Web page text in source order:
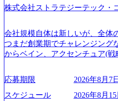
株式会社ストラテジーテック・
会社規模自体は新しいが、全体
つまだ創業期でチャレンジング
からベイン、アクセンチュア(
が続々ジョインするピュアな戦
事業会社機能へ携われる可能性
生、メディアなど リモート比率
応募期限
2026年8月7
スケジュール
2026年8月